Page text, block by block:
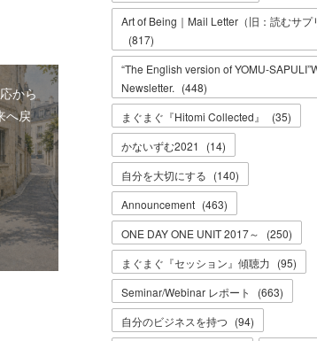
から
へ戻
Art of Being｜Mail Letter（旧：読むサプ
(817)
“The English version of YOMU-
Newsletter. (448)
まぐまぐ『Hitomi Collected』
(35)
かないずむ2021
(14)
自分を大切にする (140)
Announcement (463)
ONE DAY ONE UNIT 2017～
(250)
まぐまぐ『セッション』傾聴力 (95)
Seminar/Webinar レポート
(663)
自分のビジネスを持つ (94)